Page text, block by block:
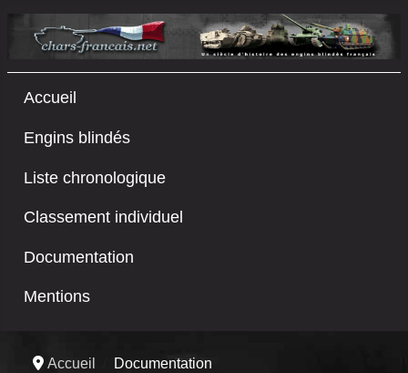
Accueil
Engins blindés
Liste chronologique
Classement individuel
Documentation
Mentions
Accueil Documentation